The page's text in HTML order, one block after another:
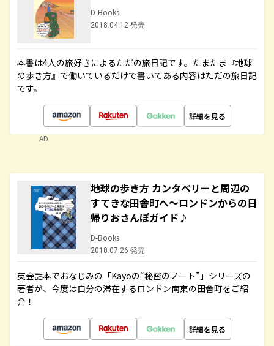
D-Books
2018.04.12 発売
本書は4人の旅好きによるただの旅日記です。たまたま『地球
の歩き方』で働いているだけで書いてある内容はただの旅日記
です。
詳細を見る
AD
地球の歩き方 カンタベリーと周辺の
すてきな田舎町へ～ロンドンからの日
帰りおさんぽガイド♪
D-Books
2018.07.26 発売
英会話本でおなじみの「Kayoの“秘密のノート”」シリーズの
著者が、今度は自分の滞在するロンドン南東の田舎町をご紹
介！
詳細を見る